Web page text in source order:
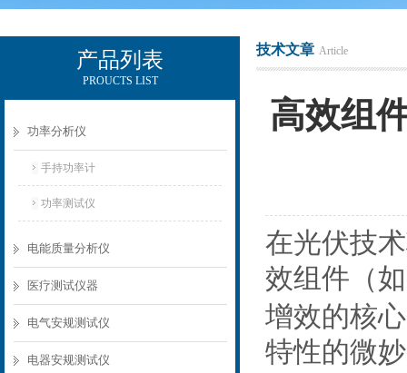
产品列表
PROUCTS LIST
功率分析仪
手持功率计
功率测试仪
电能质量分析仪
医疗测试仪器
电气安规测试仪
电器安规测试仪
技术文章 Article
高效组
在光伏技
效组件（如
增效的核
特性的微